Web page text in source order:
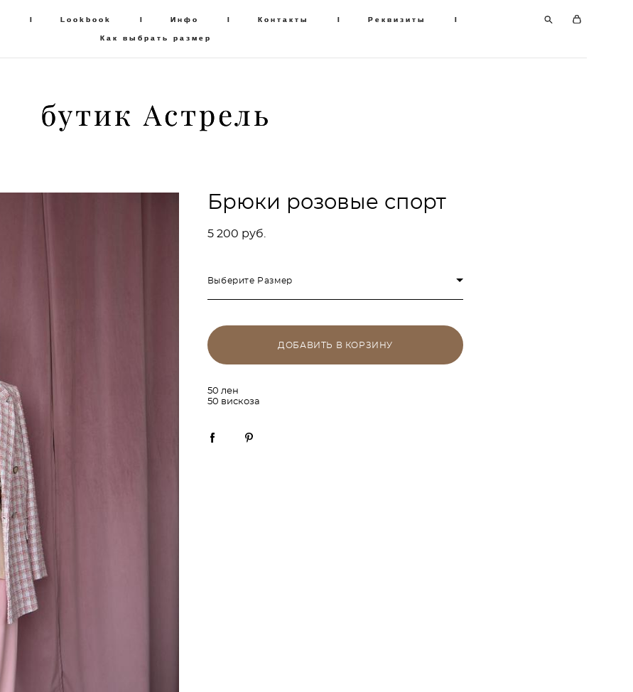
I Lookbook I Инфо I Контакты I Реквизиты I
Как выбрать размер
бутик Астрель
I Lookbook I Инфо I Контакты I Реквизиты I
Как выбрать размер
бутик Астрель
Брюки розовые спорт
5 200 pуб.
Выберите Размер
ДОБАВИТЬ В КОРЗИНУ
50 лен
50 вискоза